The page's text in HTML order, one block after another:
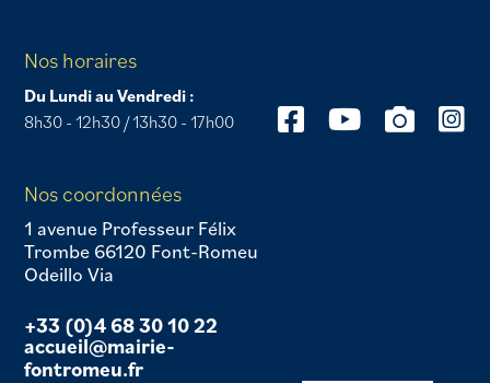
Nos horaires
Du Lundi au Vendredi :
8h30 - 12h30 / 13h30 - 17h00
Nos coordonnées
1 avenue Professeur Félix
Trombe 66120 Font-Romeu
Odeillo Via
+33 (0)4 68 30 10 22
accueil@mairie-
fontromeu.fr